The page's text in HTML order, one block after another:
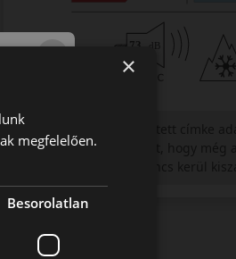
jellegűek. Előfordulhat, hogy még a
×
megfelelően.
Besorolatlan